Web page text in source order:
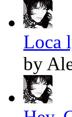
Loca
by